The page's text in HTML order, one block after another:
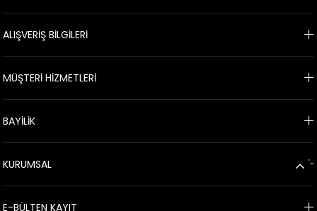
ALIŞVERİŞ BİLGİLERİ
MÜŞTERİ HİZMETLERİ
BAYİLİK
KURUMSAL
E-BÜLTEN KAYIT